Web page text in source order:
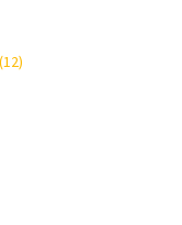
1212